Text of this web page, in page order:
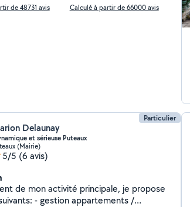
de 48731 avis Calculé à partir de 66000 avis
Particulier
Delaunay
et sérieuse Puteaux
(Mairie)
5/5 (6 avis)
de mon activité principale, je propose
- gestion appartements /